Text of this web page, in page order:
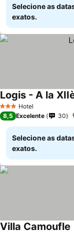
Selecione as
exatos.
3 EstrelasHotel
Logis - A la
8,5 Excelente 30
Selecione as
exatos.
Villa Camoufle